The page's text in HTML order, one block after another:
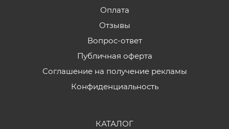
Оплата
Отзывы
Вопрос-ответ
Публичная оферта
Соглашение на получение рекламы
Конфиденциальность
КАТАЛОГ